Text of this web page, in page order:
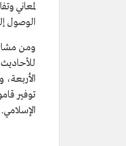
لمعاني
الوصول
ومن
توفير
الإسلامي.